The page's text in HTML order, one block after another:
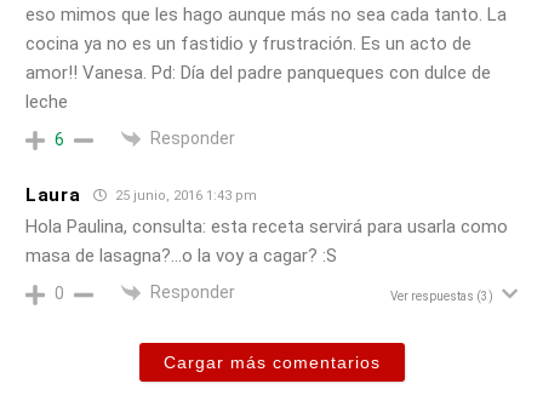
eso mimos que les hago aunque más no sea cada tanto. La
cocina ya no es un fastidio y frustración. Es un acto de
amor!! Vanesa. Pd: Día del padre panqueques con dulce de
leche
6 Responder
Laura 25 junio, 2016 1:43 pm
Hola Paulina, consulta: esta receta servirá para usarla como
masa de lasagna?…o la voy a cagar? :S
0 Responder Ver respuestas (3)
Cargar más comentarios